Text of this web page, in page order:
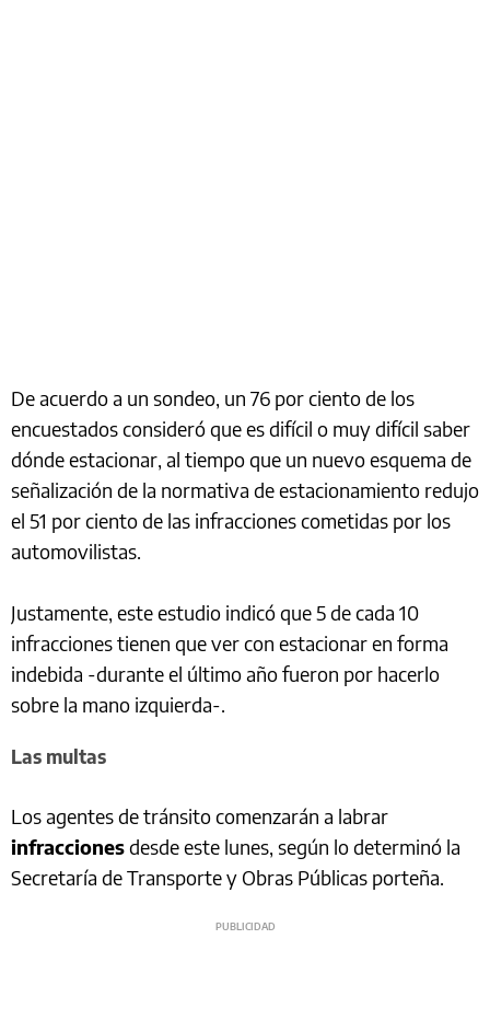
De acuerdo a un sondeo, un 76 por ciento de los
encuestados consideró que es difícil o muy difícil saber
dónde estacionar, al tiempo que un nuevo esquema de
señalización de la normativa de estacionamiento redujo
el 51 por ciento de las infracciones cometidas por los
automovilistas.
Justamente, este estudio indicó que 5 de cada 10
infracciones tienen que ver con estacionar en forma
indebida -durante el último año fueron por hacerlo
sobre la mano izquierda-.
Las multas
Los agentes de tránsito comenzarán a labrar
infraccionesdesde este lunes, según lo determinó la
Secretaría de Transporte y Obras Públicas porteña.